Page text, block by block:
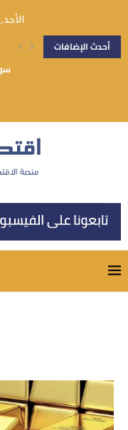
الأحد, 9 | أغسطس |
أحدث الإضافات